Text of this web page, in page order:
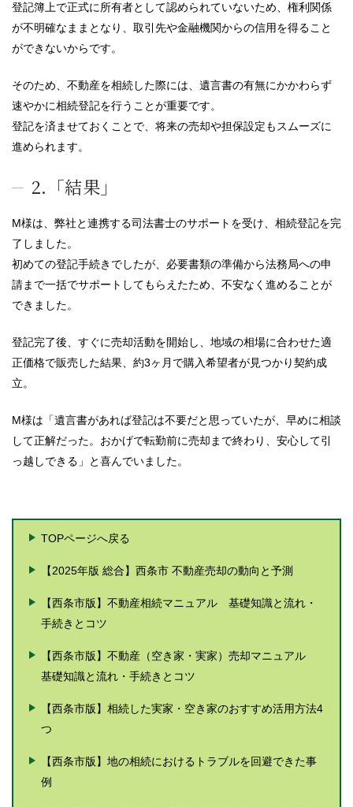
登記簿上で正式に所有者として認められていないため、権利関係
が不明確なままとなり、取引先や金融機関からの信用を得ること
ができないからです。
そのため、不動産を相続した際には、遺言書の有無にかかわらず
速やかに相続登記を行うことが重要です。
登記を済ませておくことで、将来の売却や担保設定もスムーズに
進められます。
2.「結果」
M様は、弊社と連携する司法書士のサポートを受け、相続登記を完
了しました。
初めての登記手続きでしたが、必要書類の準備から法務局への申
請まで一括でサポートしてもらえたため、不安なく進めることが
できました。
登記完了後、すぐに売却活動を開始し、地域の相場に合わせた適
正価格で販売した結果、約3ヶ月で購入希望者が見つかり契約成
立。
M様は「遺言書があれば登記は不要だと思っていたが、早めに相談
して正解だった。おかげで転勤前に売却まで終わり、安心して引
っ越しできる」と喜んでいました。
TOPページへ戻る
【2025年版 総合】西条市 不動産売却の動向と予測
【西条市版】不動産相続マニュアル 基礎知識と流れ・
手続きとコツ
【西条市版】不動産（空き家・実家）売却マニュアル
基礎知識と流れ・手続きとコツ
【西条市版】相続した実家・空き家のおすすめ活用方法4
つ
【西条市版】地の相続におけるトラブルを回避できた事
例